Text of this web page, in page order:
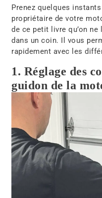
Prenez quelques
propriétaire de votre
de ce petit livre qu’on
dans un coin. Il vous
rapidement avec les
1. Réglage des
guidon de la